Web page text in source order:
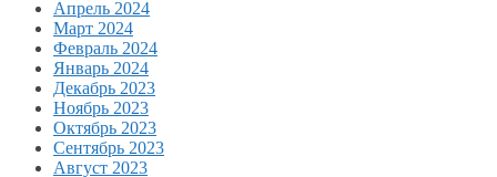
Апрель 2024
Март 2024
Февраль 2024
Январь 2024
Декабрь 2023
Ноябрь 2023
Октябрь 2023
Сентябрь 2023
Август 2023